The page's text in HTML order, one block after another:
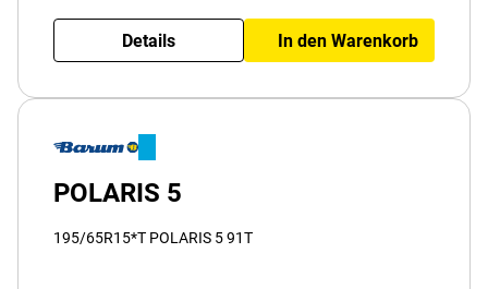
Details In den Warenkorb
POLARIS 5
195/65R15*T POLARIS 5 91T